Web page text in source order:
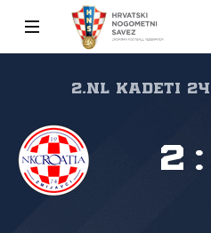
2.nl Kadeti
2 :